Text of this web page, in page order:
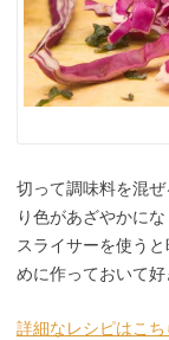
切って調味料を混
り色があざやかに
スライサーを使う
めに作っておいて好
詳細なレシピはこち